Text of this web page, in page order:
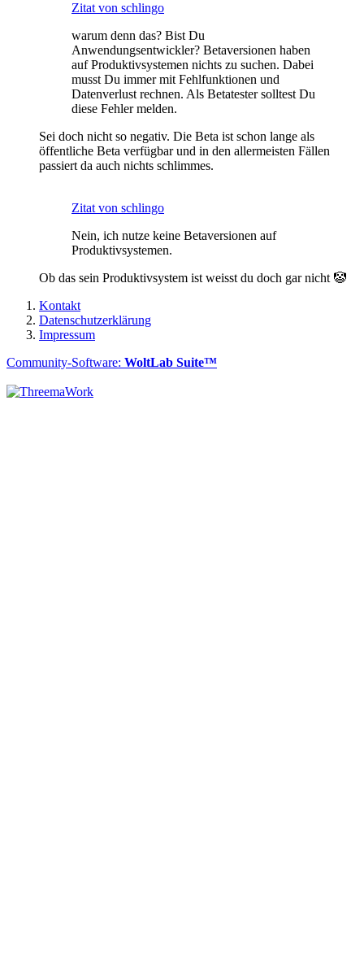
Zitat von schlingo
warum denn das? Bist Du
Anwendungsentwickler? Betaversionen haben
auf Produktivsystemen nichts zu suchen. Dabei
musst Du immer mit Fehlfunktionen und
Datenverlust rechnen. Als Betatester solltest Du
diese Fehler melden.
Sei doch nicht so negativ. Die Beta ist schon lange als
öffentliche Beta verfügbar und in den allermeisten Fällen
passiert da auch nichts schlimmes.
Zitat von schlingo
Nein, ich nutze keine Betaversionen auf
Produktivsystemen.
Ob das sein Produktivsystem ist weisst du doch gar nicht 🤡
Kontakt
Datenschutzerklärung
Impressum
Community-Software: WoltLab Suite™